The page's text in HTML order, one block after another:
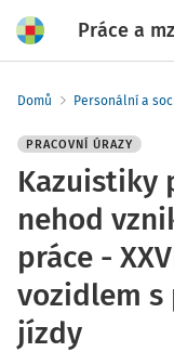
Práce a
Domů Personální a
PRACOVNÍ ÚRAZY
Kazuistiky
nehod
práce -
vozidlem s
jízdy